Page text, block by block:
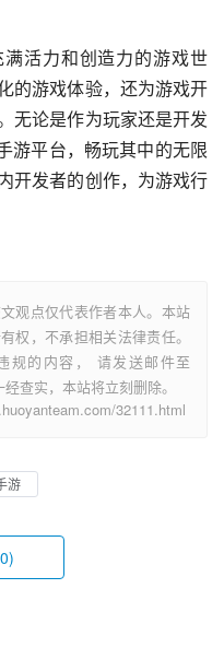
活力和创造力的游戏世
的游戏体验，还为游戏开
无论是作为玩家还是开发
游平台，畅玩其中的无限
开发者的创作，为游戏行
观点仅代表作者本人。本站
权，不承担相关法律责任。
规的内容， 请发送邮件至
查实，本站将立刻删除。
32111.html
游